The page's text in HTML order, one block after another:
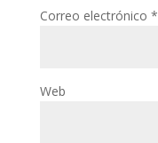
Correo electrónico *
Web